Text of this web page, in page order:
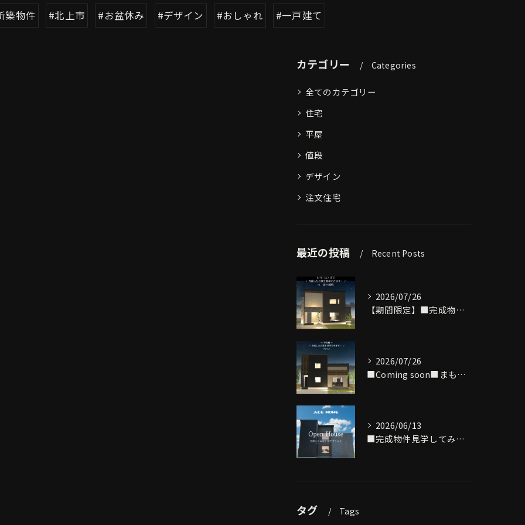
築物件 #北上市 #お盆休み #デザイン #おしゃれ #一戸建て
カテゴリー Categories
全てのカテゴリー
住宅
平屋
値段
デザイン
注文住宅
最近の投稿 Recent Posts
2026/07/26
【期間限定】■完成物件見学できます■
2026/07/26
■Coming soon■まもなく完成致します‼
2026/06/13
■完成物件見学してみませんか？■
タグ Tags